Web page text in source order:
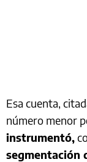
Esa cuenta,
número menor
instrumentó,
segmentación